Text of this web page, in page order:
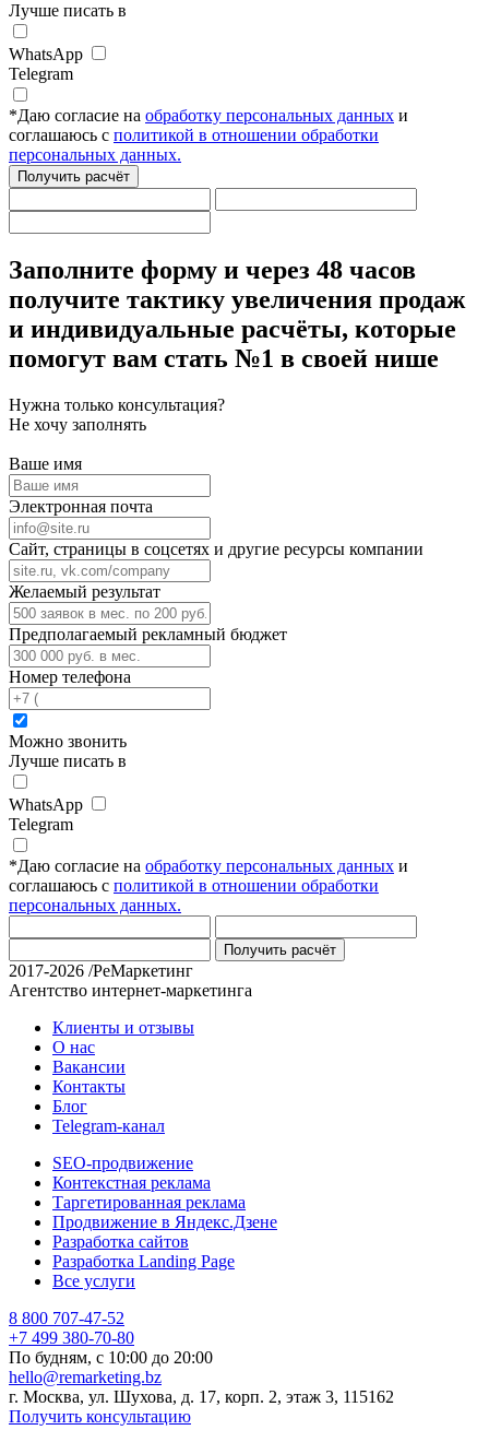
Лучше писать в
WhatsApp
Telegram
*Даю согласие на обработку персональных данных и
соглашаюсь с политикой в отношении обработки
персональных данных.
Получить расчёт
Заполните форму и через 48 часов
получите тактику увеличения продаж
и индивидуальные расчёты, которые
помогут вам стать №1 в своей нише
Нужна только консультация?
Не хочу заполнять
Ваше имя
Электронная почта
Сайт, страницы в соцсетях и другие ресурсы компании
Желаемый результат
Предполагаемый рекламный бюджет
Номер телефона
Можно звонить
Лучше писать в
WhatsApp
Telegram
*Даю согласие на обработку персональных данных и
соглашаюсь с политикой в отношении обработки
персональных данных.
Получить расчёт
2017-2026 /РеМаркетинг
Агентство интернет-маркетинга
Клиенты и отзывы
О нас
Вакансии
Контакты
Блог
Telegram-канал
SEO-продвижение
Контекстная реклама
Таргетированная реклама
Продвижение в Яндекс.Дзене
Разработка сайтов
Разработка Landing Page
Все услуги
8 800 707-47-52
+7 499 380-70-80
По будням, с 10:00 до 20:00
hello@remarketing.bz
г. Москва, ул. Шухова, д. 17, корп. 2, этаж 3, 115162
Получить консультацию